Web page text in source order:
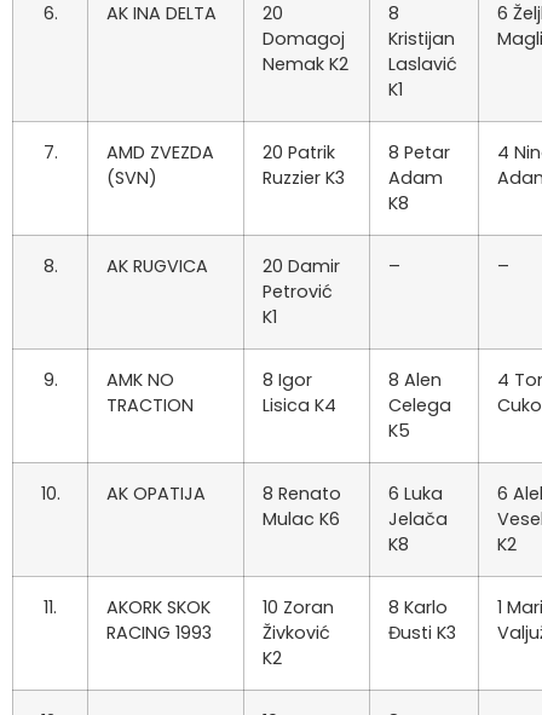
6. AK INA DELTA
20
Domagoj
Nemak K2
8
Kristijan
Laslavić
K1
6
7.
AMD ZVEZDA
(SVN)
20 Patrik
Ruzzier K3
8 Petar
Adam
K8
4
8. AK RUGVICA
20 Damir
Petrović
K1
– –
9.
AMK NO
TRACTION
8 Igor
Lisica K4
8 Alen
Celega
K5
4
10. AK OPATIJA
8 Renato
Mulac K6
6 Luka
Jelača
K8
6
K2
11.
AKORK SKOK
RACING 1993
10 Zoran
Živković
K2
8 Karlo
Đusti K3
1